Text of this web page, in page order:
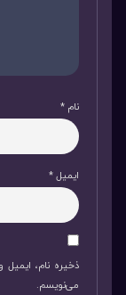
نام *
ایمیل*
ذخیره نام، ایمیل
می‌نویسم.